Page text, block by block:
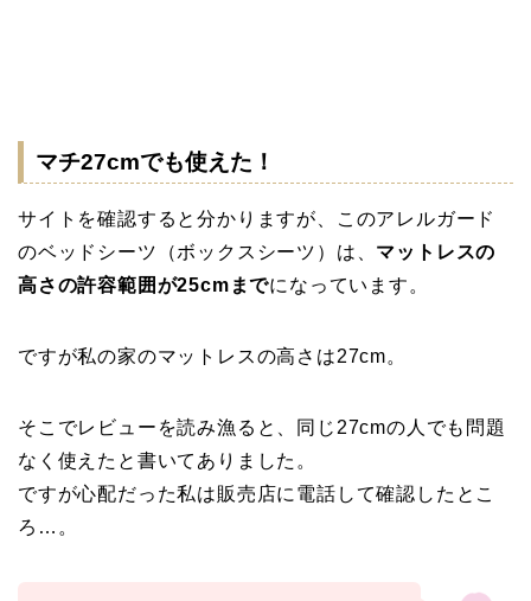
マチ27cmでも使えた！
サイトを確認すると分かりますが、このアレルガード
のベッドシーツ（ボックスシーツ）は、 マットレスの
高さの許容範囲が25cmまでになっています。
ですが私の家のマットレスの高さは27cm。
そこでレビューを読み漁ると、同じ27cmの人でも問題
なく使えたと書いてありました。
ですが心配だった私は販売店に電話して確認したとこ
ろ…。